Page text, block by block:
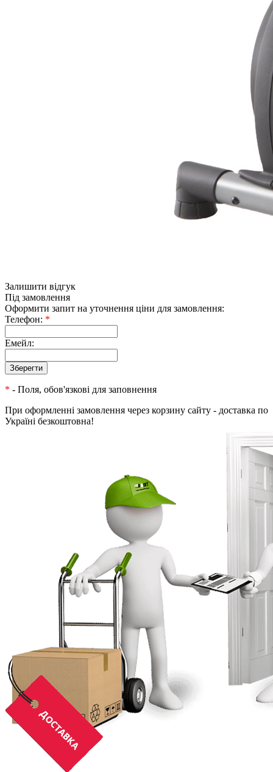
Залишити відгук
Під замовлення
Оформити запит на уточнення ціни для замовлення:
Телефон: *
Емейл:
* - Поля, обов'язкові для заповнення
При оформленні замовлення через корзину сайту - доставка по
Україні безкоштовна!